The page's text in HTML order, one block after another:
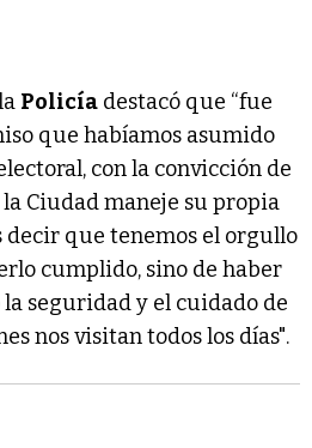
Policía destacó que “fue
que habíamos asumido
con la convicción de
Ciudad maneje su propia
decir que tenemos el orgullo
cumplido, sino de haber
seguridad y el cuidado de
nos visitan todos los días".